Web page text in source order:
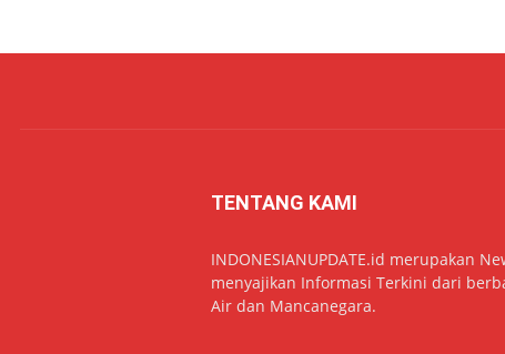
TENTANG KAMI
INDONESIANUPDATE.id merupakan
menyajikan Informasi Terkini dari
Air dan Mancanegara.